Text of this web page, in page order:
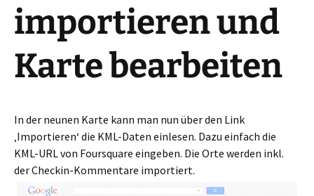
importieren und
Karte bearbeiten
In der neunen Karte kann man nun über den Link
‚Importieren‘ die KML-Daten einlesen. Dazu einfach die
KML-URL von Foursquare eingeben. Die Orte werden inkl.
der Checkin-Kommentare importiert.